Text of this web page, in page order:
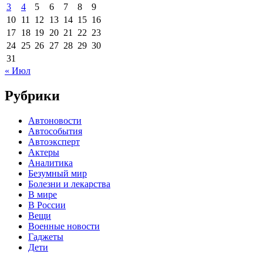
3
4 5 6 7 8
9
10 11 12 13 14 15 16
17 18 19 20 21 22 23
24 25 26 27 28 29 30
31
« Июл
Рубрики
Автоновости
Автособытия
Автоэксперт
Актеры
Аналитика
Безумный мир
Болезни и лекарства
В мире
В России
Вещи
Военные новости
Гаджеты
Дети